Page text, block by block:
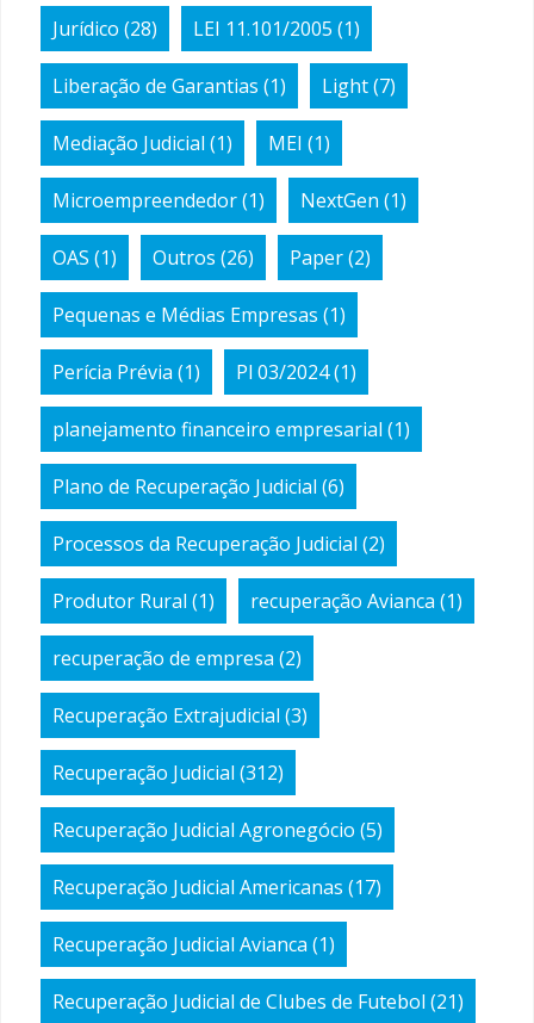
Jurídico (28) LEI 11.101/2005 (1)
Liberação de Garantias (1) Light(7)
Mediação Judicial (1) MEI (1)
Microempreendedor(1) NextGen (1)
OAS (1) Outros (26) Paper(2)
Pequenas e Médias Empresas (1)
Perícia Prévia (1) Pl 03/2024(1)
planejamento financeiro empresarial (1)
Plano de Recuperação Judicial (6)
Processos da Recuperação Judicial (2)
Produtor Rural (1) recuperação Avianca (1)
recuperação de empresa (2)
Recuperação Extrajudicial (3)
Recuperação Judicial (312)
Recuperação Judicial Agronegócio (5)
Recuperação Judicial Americanas (17)
Recuperação Judicial Avianca (1)
Recuperação Judicial de Clubes de Futebol (21)